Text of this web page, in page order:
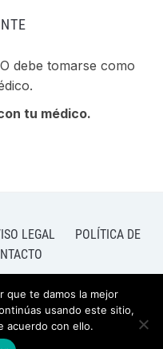
debe tomarse como
tu médico.
LEGAL
POLÍTICA DE
FOODICA PARA WORDPRESS POR
que te damos la mejor
usando este sitio,
acuerdo con ello.